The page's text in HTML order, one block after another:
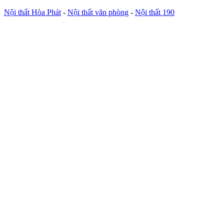
Nội thất Hòa Phát - Nội thất văn phòng - Nội thất 190